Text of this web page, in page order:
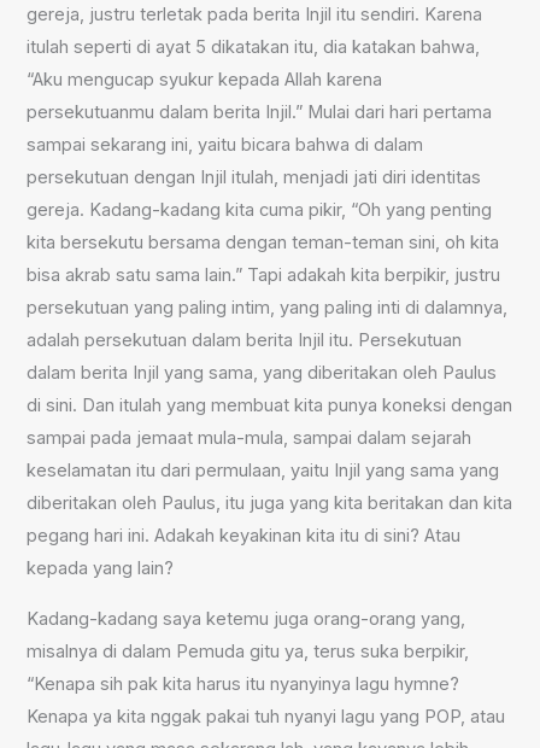
gereja, justru terletak pada berita Injil itu sendiri. Karena
itulah seperti di ayat 5 dikatakan itu, dia katakan bahwa,
“Aku mengucap syukur kepada Allah karena
persekutuanmu dalam berita Injil.” Mulai dari hari pertama
sampai sekarang ini, yaitu bicara bahwa di dalam
persekutuan dengan Injil itulah, menjadi jati diri identitas
gereja. Kadang-kadang kita cuma pikir, “Oh yang penting
kita bersekutu bersama dengan teman-teman sini, oh kita
bisa akrab satu sama lain.” Tapi adakah kita berpikir, justru
persekutuan yang paling intim, yang paling inti di dalamnya,
adalah persekutuan dalam berita Injil itu. Persekutuan
dalam berita Injil yang sama, yang diberitakan oleh Paulus
di sini. Dan itulah yang membuat kita punya koneksi dengan
sampai pada jemaat mula-mula, sampai dalam sejarah
keselamatan itu dari permulaan, yaitu Injil yang sama yang
diberitakan oleh Paulus, itu juga yang kita beritakan dan kita
pegang hari ini. Adakah keyakinan kita itu di sini? Atau
kepada yang lain?
Kadang-kadang saya ketemu juga orang-orang yang,
misalnya di dalam Pemuda gitu ya, terus suka berpikir,
“Kenapa sih pak kita harus itu nyanyinya lagu hymne?
Kenapa ya kita nggak pakai tuh nyanyi lagu yang POP, atau